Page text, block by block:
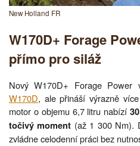
New Holland FR
W170D+ Forage
přímo pro siláž
Nový W170D+ Forage Power
W170D, ale přináší výrazně
motor o objemu 6,7 litru nabízí
točivý moment (až 1 300 Nm).
zvládne celodenní práci bez